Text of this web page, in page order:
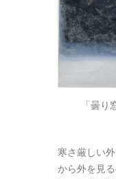
「曇
寒さ厳しい
から外を見